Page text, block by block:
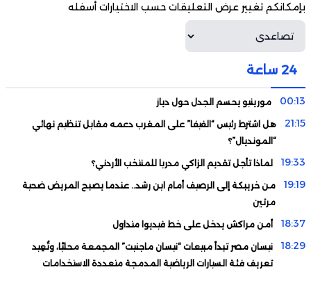
بإمكانكم تغيير عرض التعليقات حسب الاختيارات أسفله
24 ساعة
00:13 مورينيو يحسم الجدل حول دياز
21:15
هل اشترط رئيس “الفيفا” على المغرب دعمه مقابل تنظيم نهائي
“المونديال”؟
19:33 لماذا تأجل تقديم الزاكي مدربا للمنتخب الأردني؟
19:19
من خريبكة إلى الرصيف أمام ابن رشد.. عندما يصبح المريض ضحية
مرتين
18:37 أمن مراكش يدخل على خط فيديوا متداول
18:29
نيسان مصر تبدأ مبيعات “نيسان ماجنيت” المجمعة محليًا، وتُعِيد
تعريف فئة السيارات الرياضية المدمجة متعددة الاستخدامات